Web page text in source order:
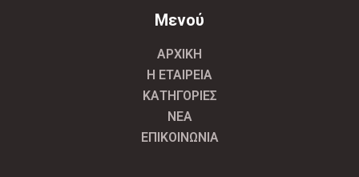
Μενού
ΑΡΧΙΚΗ
Η ΕΤΑΙΡΕΙΑ
ΚΑΤΗΓΟΡΙΕΣ
ΝΕΑ
ΕΠΙΚΟΙΝΩΝΙΑ